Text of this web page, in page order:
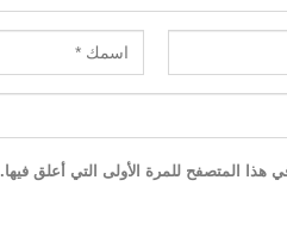
هذا المتصفح للمرة الأولى التي أعلق فيها.